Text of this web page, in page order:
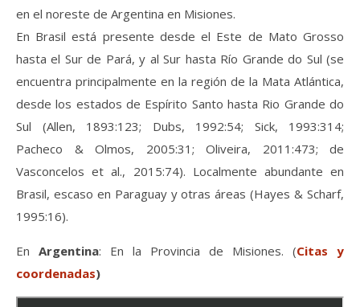
en el noreste de Argentina en Misiones.
En Brasil está presente desde el Este de Mato Grosso
hasta el Sur de Pará, y al Sur hasta Río Grande do Sul (se
encuentra principalmente en la región de la Mata Atlántica,
desde los estados de Espírito Santo hasta Rio Grande do
Sul (Allen, 1893:123; Dubs, 1992:54; Sick, 1993:314;
Pacheco & Olmos, 2005:31; Oliveira, 2011:473; de
Vasconcelos et al., 2015:74). Localmente abundante en
Brasil, escaso en Paraguay y otras áreas (Hayes & Scharf,
1995:16).
En Argentina: En la Provincia de Misiones. (Citas y
coordenadas)